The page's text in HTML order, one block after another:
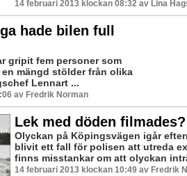
14 februari 2013 klockan 08:32 av Lina
hade bilen full
gripit fem personer som
mängd stölder från olika
Lennart ...
av Fredrik Norman
Lek med döden filmades?
Olyckan på Köpingsvägen igår
blivit ett fall för polisen att utreda
finns misstankar om att olyckan
14 februari 2013 klockan 10:49 av Fredrik